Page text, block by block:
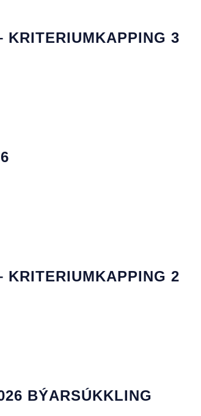
KRITERIUMKAPPING 3
KRITERIUMKAPPING 2
BÝARSÚKKLING